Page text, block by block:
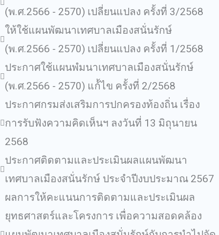
(พ.ศ.2566 - 2570) เปลี่ยนแปลง ครั้งที่ 3/2568
ให้ใช้แผนพัฒนาเทศบาลเมืองสนั่นรักษ์
(พ.ศ.2566 - 2570) เปลี่ยนแปลง ครั้งที่ 1/2568
ประกาศใช้แผนพํมนาเทศบาลเมืองสนั่นรักษ์
(พ.ศ.2566 - 2570) แก้้ไข ครั้งที่ 2/2568
ประกาศกรมส่งเสริมการปกครองท้องถิ่น เรื่อง
การรับฟังความคิดเห็นฯ ลงวันที่ 13 มิถุนายน
2568
ประกาศติดตามและประเมินผลแผนพัฒนา
เทศบาลเมืองสนั่นรักษ์ ประจำปีงบประมาณ 2567
ผลการให้คะแนนการติดตามและประเมินผล
ยุทธศาสตร์และโครงการ เพื่อความสอดคล้อง